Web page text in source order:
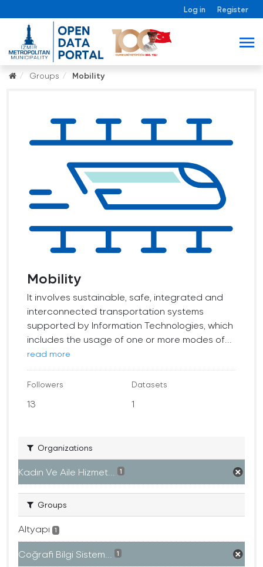
Log in Register
Groups Mobility
Mobility
It involves sustainable, safe, integrated and
interconnected transportation systems
supported by Information Technologies, which
includes the usage of one or more modes of...
read more
Followers
13
Datasets
1
Organizations
Kadın Ve Aile Hizmet... 1
Groups
Altyapı 1
Coğrafi Bilgi Sistem... 1